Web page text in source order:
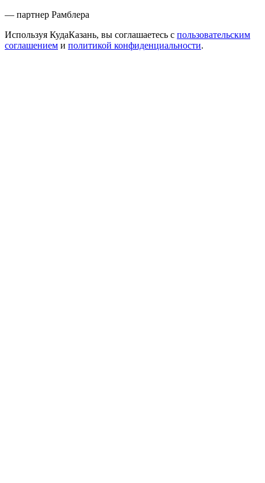
— партнер Рамблера
Используя КудаКазань, вы соглашаетесь с пользовательским
соглашением и политикой конфиденциальности.